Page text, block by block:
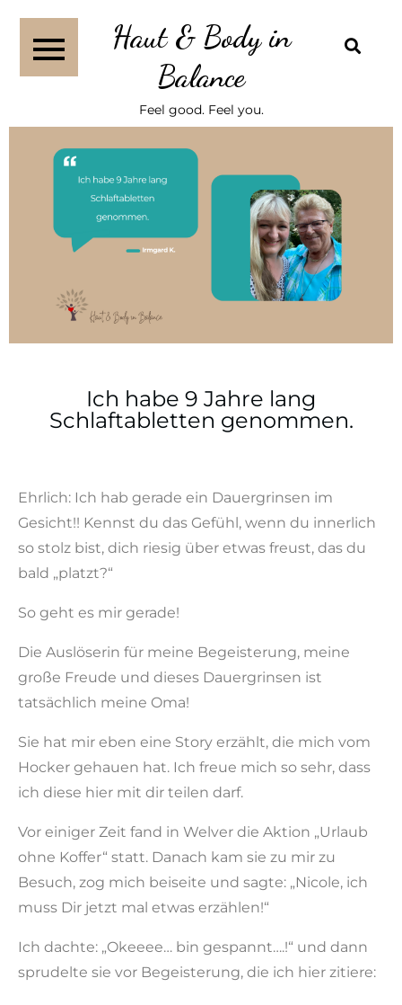
Haut & Body in
Balance
Feel good. Feel you.
Ich habe 9 Jahre lang
Schlaftabletten genommen.
Ehrlich: Ich hab gerade ein Dauergrinsen im
Gesicht!! Kennst du das Gefühl, wenn du innerlich
so stolz bist, dich riesig über etwas freust, das du
bald „platzt?“
So geht es mir gerade!
Die Auslöserin für meine Begeisterung, meine
große Freude und dieses Dauergrinsen ist
tatsächlich meine Oma!
Sie hat mir eben eine Story erzählt, die mich vom
Hocker gehauen hat. Ich freue mich so sehr, dass
ich diese hier mit dir teilen darf.
Vor einiger Zeit fand in Welver die Aktion „Urlaub
ohne Koffer“ statt. Danach kam sie zu mir zu
Besuch, zog mich beiseite und sagte: „Nicole, ich
muss Dir jetzt mal etwas erzählen!“
Ich dachte: „Okeeee… bin gespannt….!“ und dann
sprudelte sie vor Begeisterung, die ich hier zitiere: